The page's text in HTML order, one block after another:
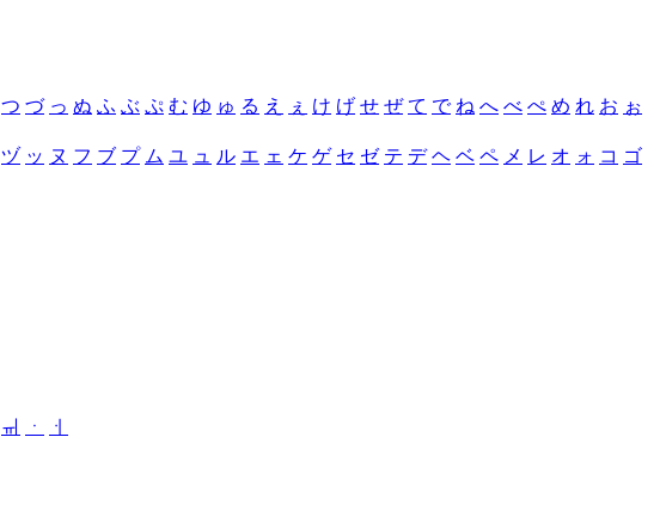
つ づ っ ぬ ふ ぶ ぷ む ゆ ゅ る え ぇ け げ せ ぜ て で ね へ べ ぺ め れ お ぉ
ヅ ッ ヌ フ ブ プ ム ユ ュ ル エ ェ ケ ゲ セ ゼ テ デ ヘ ベ ペ メ レ オ ォ コ ゴ
ㆌ ㆍ
ㆎ